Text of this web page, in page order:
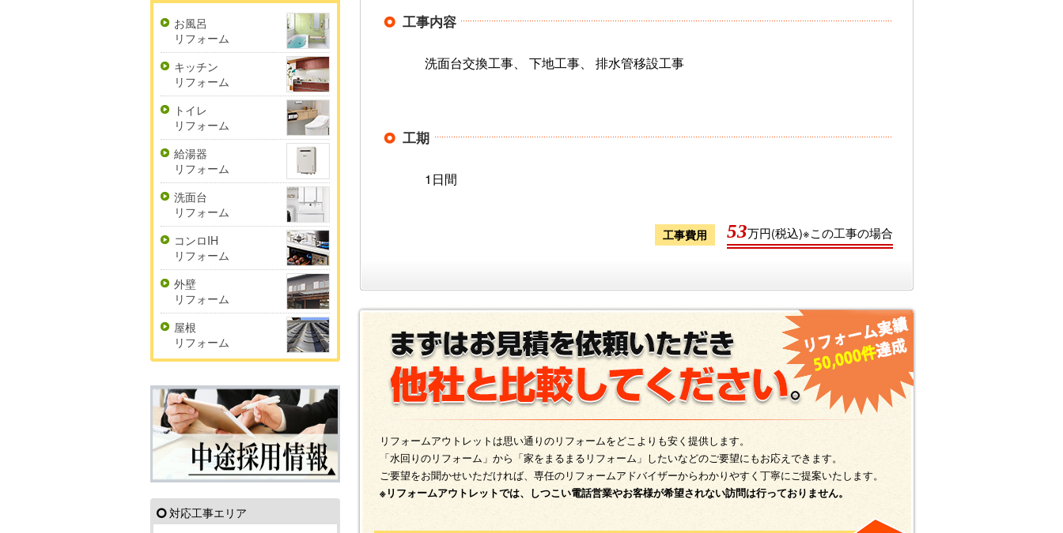
工事内容
洗面台交換工事、 下地工事、 排水管移設工事
工期
1日間
工事費用 53万円(税込)※この工事の場合
リフォームアウトレットは思い通りのリフォームをどこよりも安く提供します。
「水回りのリフォーム」から「家をまるまるリフォーム」したいなどのご要望にもお応えできます。
ご要望をお聞かせいただければ、専任のリフォームアドバイザーからわかりやすく丁寧にご提案いたします。
※リフォームアウトレットでは、しつこい電話営業やお客様が希望されない訪問は行っておりません。
お風呂
リフォーム
キッチン
リフォーム
トイレ
リフォーム
給湯器
リフォーム
洗面台
リフォーム
コンロIH
リフォーム
外壁
リフォーム
屋根
リフォーム
対応工事エリア